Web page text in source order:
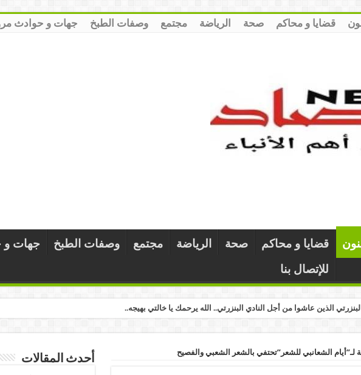
قضايا و محاكم صحة الرياضة مجتمع وصفات الطبخ جهات و حوادث
قضايا و محاكم صحة الرياضة مجتمع وصفات الطبخ
جهات و
للإتصال بنا
الذين عاشوا من أجل النادي البنزرتي.. الله يرحمك يا خالتي بهيجه..
لـ”أيام الشعانبي للشعر”تحتفي بالشعر الشعبي والفصيح
أحدث المقالات